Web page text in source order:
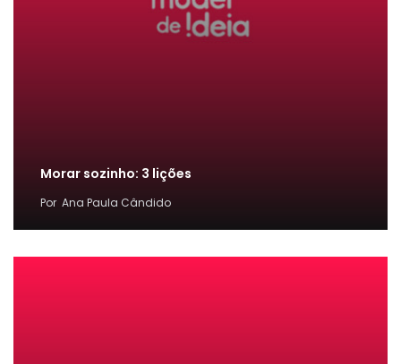
Morar sozinho: 3 lições
Por Ana Paula Cândido